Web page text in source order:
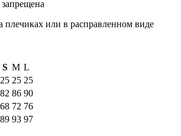
плечиках или в расправленном виде
S M L
25 25 25
82 86 90
68 72 76
89 93 97